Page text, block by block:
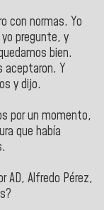
con normas. Yo
pregunte, y
bien.
aceptaron. Y
y dijo.
por un momento,
que había
AD, Alfredo Pérez,